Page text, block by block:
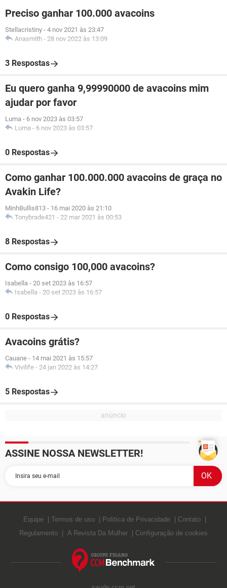
Preciso ganhar 100.000 avacoins
Stellacristiny - 4 nov 2021 às 23:47
Anasmith - 28 nov 2022 às 13:09
3 Respostas
Eu quero ganha 9,99990000 de avacoins mim
ajudar por favor
Luma - 6 nov 2023 às 03:57
Luma - 6 nov 2023 às 03:57
0 Respostas
Como ganhar 100.000.000 avacoins de graça no
Avakin Life?
MinhBullis813 - 16 mai 2020 às 21:10
Tonybrade421 - 22 mar 2021 às 00:53
8 Respostas
Como consigo 100,000 avacoins?
Isabella - 20 set 2023 às 16:57
Isabella - 20 set 2023 às 16:57
0 Respostas
Avacoins grátis?
Cauane - 14 mai 2021 às 15:57
Vivilife - 24 jan 2022 às 14:27
5 Respostas
ASSINE NOSSA NEWSLETTER!
Equipe Termos de uso Política de Privacidade
Contato
Regulamento
A Revista Da Mulher Configuração de cookies